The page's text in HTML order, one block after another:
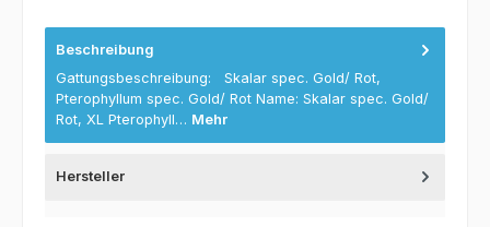
Beschreibung
Gattungsbeschreibung: Skalar spec. Gold/ Rot,
Pterophyllum spec. Gold/ Rot Name: Skalar spec. Gold/
Rot, XL Pterophyll… Mehr
Hersteller